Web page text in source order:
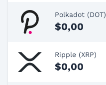
Polkadot (DOT)
$0,00
Ripple (XRP)
$0,00